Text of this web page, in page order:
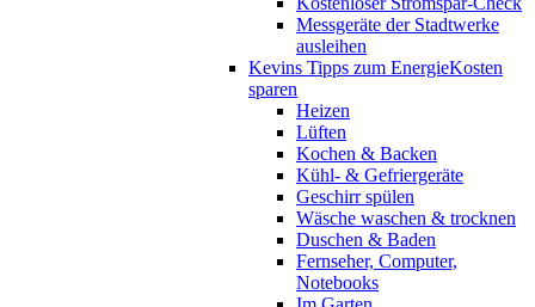
Messgeräte der Stadtwerke
ausleihen
Kevins Tipps zum EnergieKosten
sparen
Heizen
Lüften
Kochen & Backen
Kühl- & Gefriergeräte
Geschirr spülen
Wäsche waschen & trocknen
Duschen & Baden
Fernseher, Computer,
Notebooks